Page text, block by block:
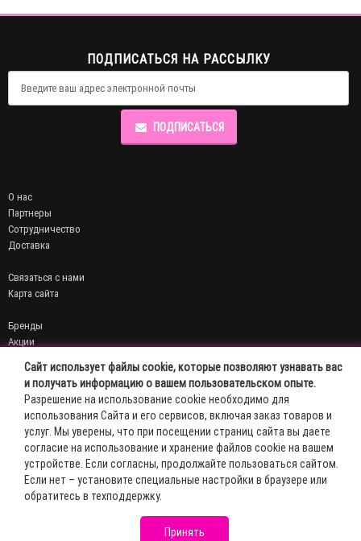
ПОДПИСАТЬСЯ НА РАССЫЛКУ
ПОДПИСАТЬСЯ
О нас
Партнеры
Сотрудничество
Доставка
Связаться с нами
Карта сайта
Бренды
Акции
Политика конфиденциальности
Личный кабинет
История заказов
Мои закладки
Рассылка новостей
Эль-Косметик © 2026
Сайт использует файлы cookie, которые позволяют узнавать вас
и получать информацию о вашем пользовательском опыте.
Разрешение на использование cookie необходимо для
использования Сайта и его сервисов, включая заказ товаров и
услуг. Мы уверены, что при посещении страниц сайта вы даете
согласие на использование и хранение файлов cookie на вашем
устройстве. Если согласны, продолжайте пользоваться сайтом.
Если нет – установите специальные настройки в браузере или
обратитесь в техподдержку.
Принять